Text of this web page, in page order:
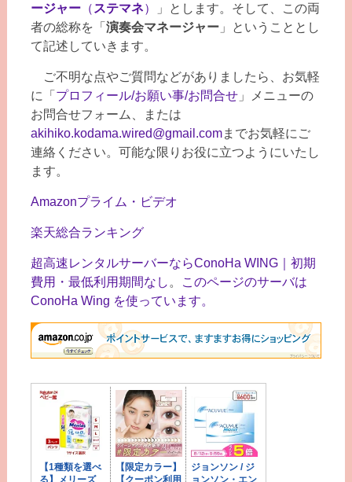
ージャー（ ステマネ）
」とします。そして、この両
者の総称を「 演奏会マネージャー」ということとし
て記述していきます。
ご不明な点やご質問などがありましたら、お気軽
に「 プロフィール/お願い事/お問合せ」メニューの
お問合せフォーム、または
akihiko.kodama.wired@gmail.comまでお気軽にご
連絡ください。可能な限りお役に立つようにいたし
ます。
Amazonプライム・ビデオ
楽天総合ランキング
超高速レンタルサーバーならConoHa WING｜初期
費用・最低利用期間なし 。
このページのサーバは
ConoHa Wing を使っています。